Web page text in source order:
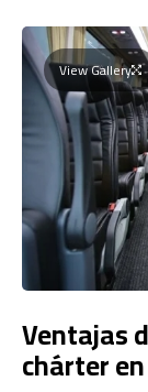
View Gallery
Ventajas
chárter